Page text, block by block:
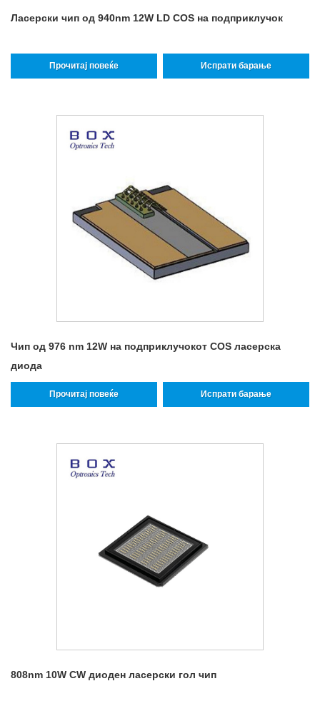
Ласерски чип од 940nm 12W LD COS на подприклучок
Прочитај повеќе Испрати барање
Чип од 976 nm 12W на подприклучокот COS ласерска
диода
Прочитај повеќе Испрати барање
808nm 10W CW диоден ласерски гол чип